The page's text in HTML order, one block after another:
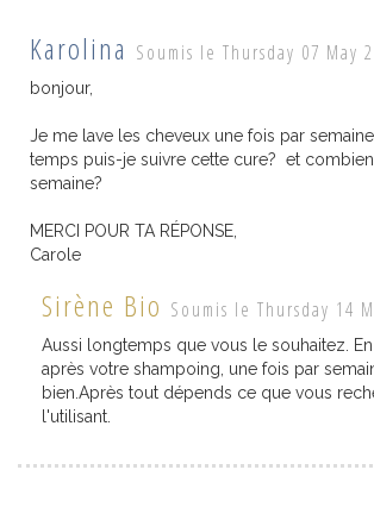
Karolina Soumis le Thursday 07 May
bonjour,
Je me lave les cheveux une fois par
temps puis-je suivre cette cure? et
semaine?
MERCI POUR TA RÉPONSE,
Carole
Sirène Bio Soumis le Thursday 14
Aussi longtemps que vous le souhaitez.
après votre shampoing, une fois par
bien.Après tout dépends ce que vous
l'utilisant.